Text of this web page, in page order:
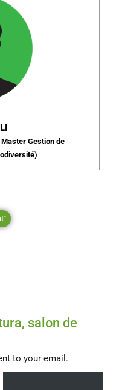
Gestion de
salon de
to your email.